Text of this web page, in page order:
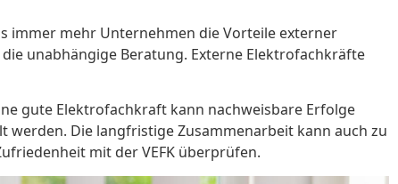
immer mehr Unternehmen die Vorteile externer
unabhängige Beratung. Externe Elektrofachkräfte
gute Elektrofachkraft kann nachweisbare Erfolge
Die langfristige Zusammenarbeit kann auch zu
mit der VEFK überprüfen.